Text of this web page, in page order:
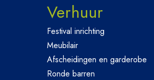
Verhuur
Festival inrichting
Meubilair
Afscheidingen en garderobe
Ronde barren